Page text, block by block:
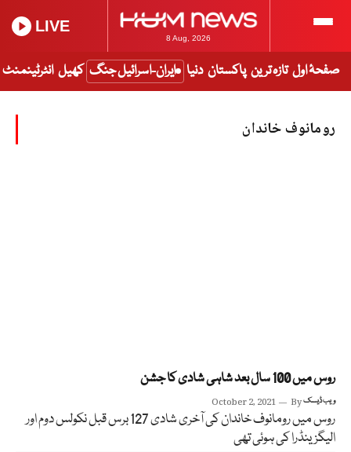
8 Aug, 2026
LIVE
صفحۂ اول تازہ ترین پاکستان دنیا ایران-اسرائیل جنگ کھیل انٹرٹینمنٹ
رومانوف خاندان
روس میں 100 سال بعد شاہی شادی کا جشن
October 2, 2021 Byویب ڈیسک
روس میں رومانوف خاندان کی آخری شادی 127 برس قبل نکولس دوم اور
الیگزینڈرا کی ہوئی تھی